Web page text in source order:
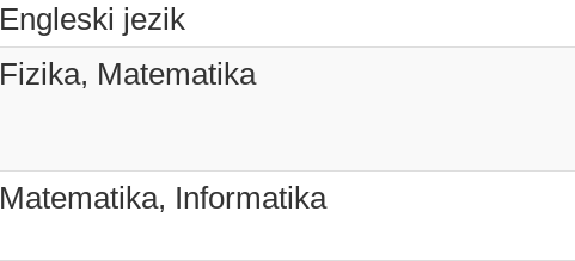
Engleski jezik
Fizika, Matematika
Matematika, Informatika